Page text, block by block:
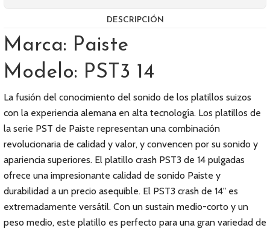
DESCRIPCIÓN
Marca: Paiste
Modelo: PST3 14
La fusión del conocimiento del sonido de los platillos suizos
con la experiencia alemana en alta tecnología. Los platillos de
la serie PST de Paiste representan una combinación
revolucionaria de calidad y valor, y convencen por su sonido y
apariencia superiores. El platillo crash PST3 de 14 pulgadas
ofrece una impresionante calidad de sonido Paiste y
durabilidad a un precio asequible. El PST3 crash de 14" es
extremadamente versátil. Con un sustain medio-corto y un
peso medio, este platillo es perfecto para una gran variedad de